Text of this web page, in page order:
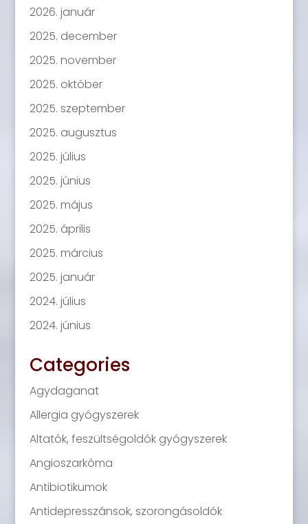
2026. január
2025. december
2025. november
2025. október
2025. szeptember
2025. augusztus
2025. július
2025. június
2025. május
2025. április
2025. március
2025. január
2024. július
2024. június
Categories
Agydaganat
Allergia gyógyszerek
Altatók, feszültségoldók gyógyszerek
Angioszarkóma
Antibiotikumok
Antidepresszánsok, szorongásoldók